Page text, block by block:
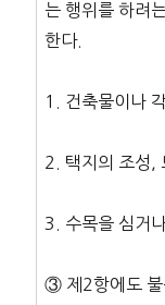
는 행위를 하려
한다.
1. 건축물이나
2. 택지의 조성,
3. 수목을 심거
③ 제2항에도 불